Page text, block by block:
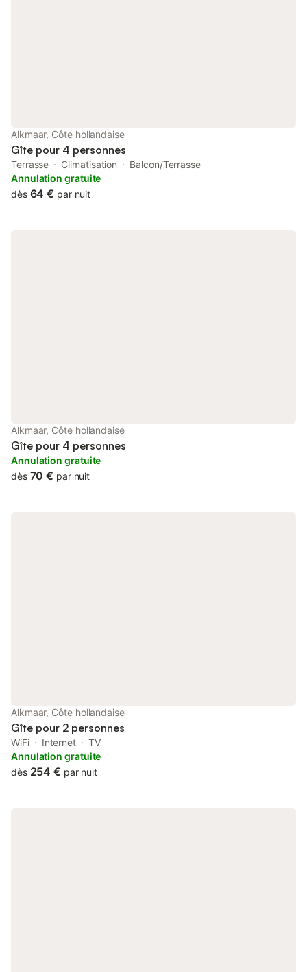
Alkmaar, Côte hollandaise
Gîte pour 4 personnes
Terrasse Climatisation
Balcon/Terrasse
Annulation gratuite
dès 64 € par nuit
Alkmaar, Côte hollandaise
Gîte pour 4 personnes
Annulation gratuite
dès 70 € par nuit
Alkmaar, Côte hollandaise
Gîte pour 2 personnes
WiFi Internet
TV
Annulation gratuite
dès 254 € par nuit